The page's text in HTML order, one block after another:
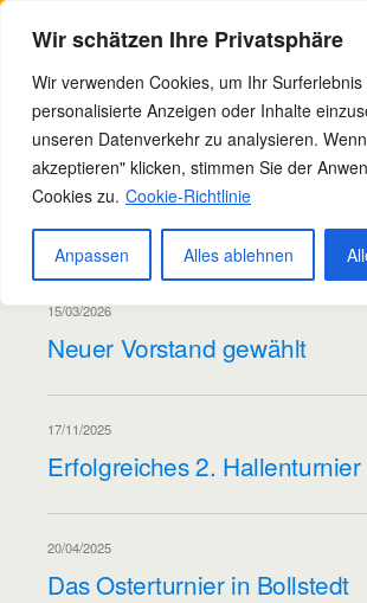
Wir schätzen Ihre Privatsphäre
Wir verwenden Cookies, um Ihr
personalisierte Anzeigen oder Inhalte
unseren Datenverkehr zu analysieren.
akzeptieren" klicken, stimmen Sie der
Cookies zu. Cookie-Richtlinie
Anpassen Alles ablehnen
Bowteam e.V.
07/07/2026
Von der EBHC in Ungarn
15/03/2026
Neuer Vorstand gewählt
17/11/2025
Erfolgreiches 2. Hallenturnier
20/04/2025
Das Osterturnier in Bollstedt
Anzeigen oder Inhalte bereitzustellen und unseren
Indem Sie auf „Alle akzeptieren“ klicken, stimmen
Cookies zu.
Verstanden
Datenschutzerklärung